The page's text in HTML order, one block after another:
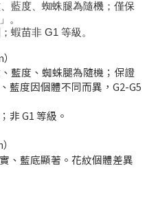
藍度、蜘蛛腿為隨機；僅保
。
蝦苗非 G1 等級。
藍度、蜘蛛腿為隨機； 保證
藍度因個體不同而異，G2-G5
非 G1 等級。
、藍底顯著。花紋個體差異